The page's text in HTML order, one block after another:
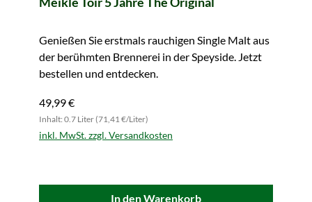
Genießen Sie erstmals rauchigen Single Malt aus
der berühmten Brennerei in der Speyside. Jetzt
bestellen und entdecken.
49,99 €
Inhalt: 0.7 Liter (71,41 €/Liter)
inkl. MwSt. zzgl. Versandkosten
In den Warenkorb